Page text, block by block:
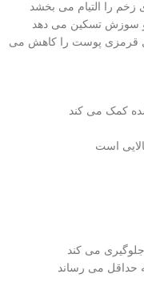
را التیام می بخشد
سوزش تسکین می دهد
قرمزی پوست را کاهش می
کمک می کند
است
می کند
حداقل می رساند